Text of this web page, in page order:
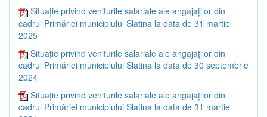
Situație privind veniturile salariale ale angajaților din
cadrul Primăriei municipiului Slatina la data de 31 martie
2025
Situație privind veniturile salariale ale angajaților din
cadrul Primăriei municipiului Slatina la data de 30 septembrie
2024
Situație privind veniturile salariale ale angajaților din
cadrul Primăriei municipiului Slatina la data de 31 martie